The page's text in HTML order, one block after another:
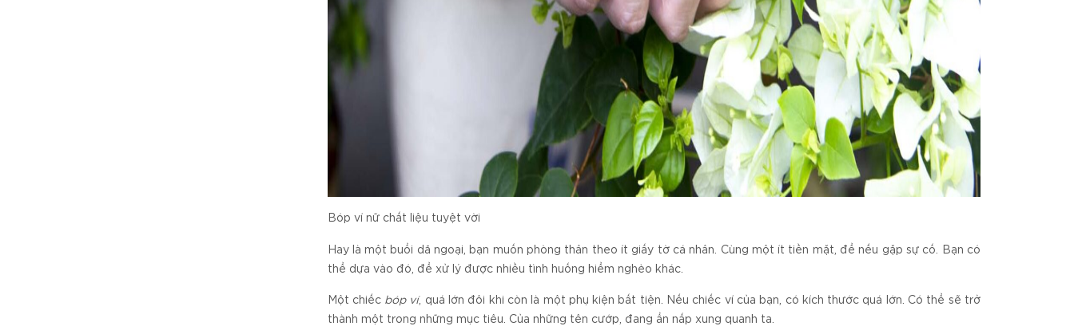
Bóp ví nữ chất liệu tuyệt vời
Hay là một buổi dã ngoại, bạn muốn phòng thân theo ít giấy tờ cá nhân. Cùng một ít tiền mặt, để nếu gặp sự cố. Bạn có
thể dựa vào đó, để xử lý được nhiều tình huống hiểm nghèo khác.
Một chiếc bóp ví, quá lớn đôi khi còn là một phụ kiện bất tiện. Nếu chiếc ví của bạn, có kích thước quá lớn. Có thể sẽ trở
thành một trong những mục tiêu. Của những tên cướp, đang ẩn nấp xung quanh ta.